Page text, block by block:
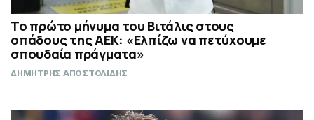
Το πρώτο μήνυμα του Βιτάλις στους
οπάδους της ΑΕΚ: «Ελπίζω να πετύχουμε
σπουδαία πράγματα»
ΔΗΜΗΤΡΗΣ ΑΠΟΣΤΟΛΙΔΗΣ